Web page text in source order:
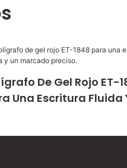
De Gel Rojo ET-
Una Escritura Fluida